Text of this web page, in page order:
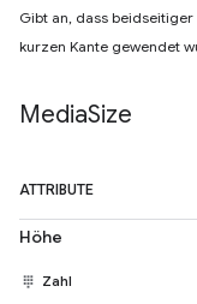
Gibt an, dass
kurzen Kante gewendet
MediaSize
ATTRIBUTE
Höhe
Zahl